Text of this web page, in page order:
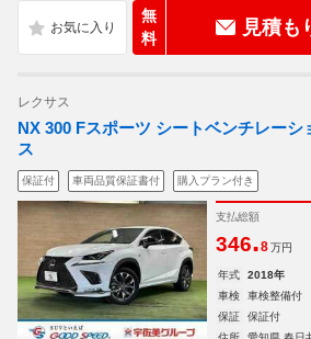
無
料
見積も
レクサス
NX 300 Fスポーツ シートベンチレーシ
ス
保証付 車両品質保証書付 購入プラン付き
支払総額
346.8 万円
年式 2018年
車検
車検整備付
保証
保証付